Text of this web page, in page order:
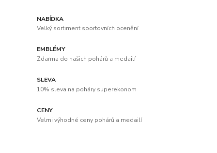
NABÍDKA
Velký sortiment sportovních ocenění
EMBLÉMY
Zdarma do našich pohárů a medailí
SLEVA
10% sleva na poháry superekonom
CENY
Velmi výhodné ceny pohárů a medailí